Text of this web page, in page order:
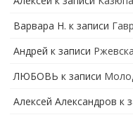
Варвара Н. к записи
Андрей к записи
ЛЮБОВЬ к записи
Алексей Александров к